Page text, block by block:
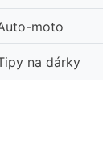
moto
na dárky